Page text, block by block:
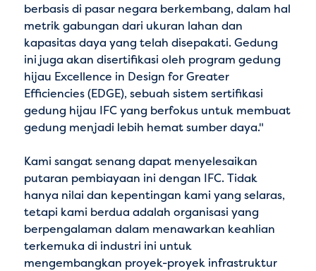
berbasis di pasar negara berkembang, dalam hal
metrik gabungan dari ukuran lahan dan
kapasitas daya yang telah disepakati. Gedung
ini juga akan disertifikasi oleh program gedung
hijau Excellence in Design for Greater
Efficiencies(EDGE), sebuah sistem sertifikasi
gedung hijau IFC yang berfokus untuk membuat
gedung menjadi lebih hemat sumber daya."
Kami sangat senang dapat menyelesaikan
putaran pembiayaan ini dengan IFC. Tidak
hanya nilai dan kepentingan kami yang selaras,
tetapi kami berdua adalah organisasi yang
berpengalaman dalam menawarkan keahlian
terkemuka di industri ini untuk
mengembangkan proyek-proyek infrastruktur